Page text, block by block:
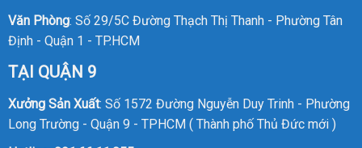
Văn Phòng: Số 29/5C Đường Thạch Thị Thanh - Phường Tân
Định - Quận 1 - TP.HCM
TẠI QUẬN 9
Xưởng Sản Xuất: Số 1572 Đường Nguyễn Duy Trinh - Phường
Long Trường - Quận 9 - TPHCM ( Thành phố Thủ Đức mới )